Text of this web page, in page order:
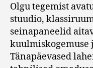
Olgu tegemist
stuudio,
seinapaneelid
kuulmiskogemuse
Tänapäevased